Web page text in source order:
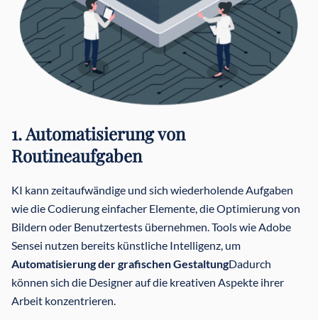
1. Automatisierung von
Routineaufgaben
KI kann zeitaufwändige und sich wiederholende Aufgaben
wie die Codierung einfacher Elemente, die Optimierung von
Bildern oder Benutzertests übernehmen. Tools wie Adobe
Sensei nutzen bereits künstliche Intelligenz, um
Automatisierung der grafischen GestaltungDadurch
können sich die Designer auf die kreativen Aspekte ihrer
Arbeit konzentrieren.